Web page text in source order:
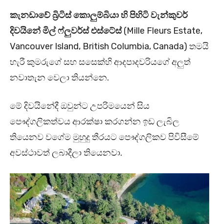
කැනඩාවේ බ්‍රිටිස් කොලුම්බියා හි පිහිටි වැන්කුවර්
දිවයිනේ මිල් ෆ්ලුවර්ස් එස්ටේස්(Mille Fleurs Estate,
Vancouver Island, British Columbia, Canada) තමයි
හැරී කුමරුගේ සහ සසෙක්හි ආදපාදවරියගේ අලුත්
නවාතැන වෙලා තියන්නෙ.
මේ දිවයිනේදී ඔවුන්ට උපරිමයෙන් සිය
පෞද්ගලිකත්වය ආරක්ෂා කරගන්න ඉඩ ලැබිල
තියෙනව වගේම මුහුදු තීරයට පෞද්ගලිකව පිවිසීමේ
අවස්ථාවත් ලබාදීලා තියෙනවා.